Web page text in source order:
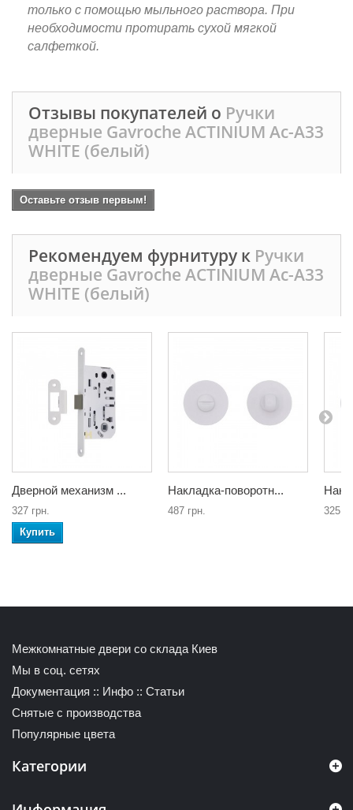
только с помощью мыльного раствора. При
необходимости протирать сухой мягкой
салфеткой.
Отзывы покупателей о Ручки
дверные Gavroche ACTINIUM Ac-A33
WHITE (белый)
Оставьте отзыв первым!
Рекомендуем фурнитуру к Ручки
дверные Gavroche ACTINIUM Ac-A33
WHITE (белый)
Дверной механизм ...
327 грн.
Купить
Накладка-поворотн...
487 грн. 325
Межкомнатные двери со склада Киев
Мы в соц. сетях
Документация :: Инфо :: Статьи
Снятые с производства
Популярные цвета
Категории